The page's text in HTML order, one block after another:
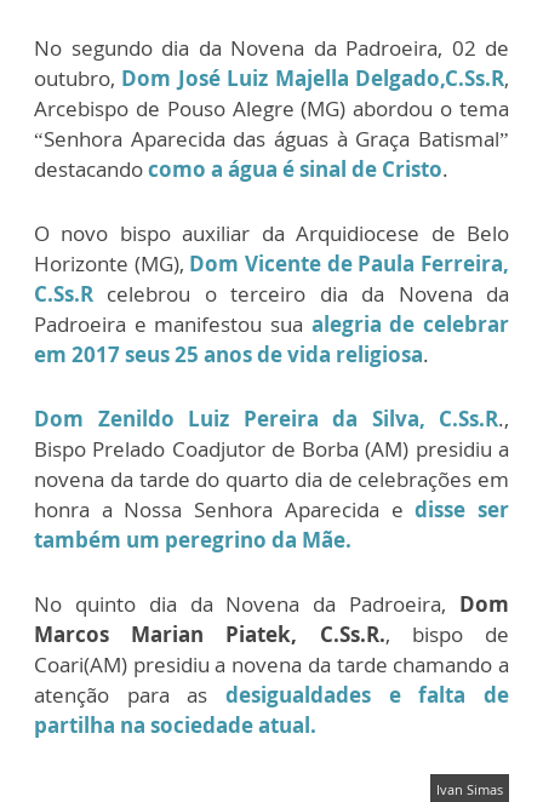
No segundo dia da Novena da Padroeira, 02 de
outubro, Dom José Luiz Majella Delgado,C.Ss.R,
Arcebispo de Pouso Alegre (MG) abordou o tema
“Senhora Aparecida das águas à Graça Batismal”
destacandocomo a água é sinal de Cristo.
O novo bispo auxiliar da Arquidiocese de Belo
Horizonte (MG), Dom Vicente de Paula Ferreira,
C.Ss.R celebrou o terceiro dia da Novena da
Padroeira e manifestou sua alegria de celebrar
em 2017 seus 25 anos de vida religiosa.
Dom Zenildo Luiz Pereira da Silva, C.Ss.R.,
Bispo Prelado Coadjutor de Borba (AM) presidiu a
novena da tarde do quarto dia de celebrações em
honra a Nossa Senhora Aparecida edisse ser
também um peregrino da Mãe.
No quinto dia da Novena da Padroeira, Dom
Marcos Marian Piatek, C.Ss.R., bispo de
Coari(AM) presidiu a novena da tarde chamando a
atenção para as desigualdades e falta de
partilha na sociedade atual.
Ivan Simas